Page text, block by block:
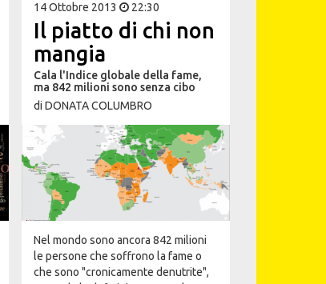
14 Ottobre 2013 22:30
Il piatto di chi non
mangia
Cala l'Indice globale della fame,
ma 842 milioni sono senza cibo
diDONATA COLUMBRO
Nel mondo sono ancora 842 milioni
le persone che soffrono la fame o
che sono "cronicamente denutrite",